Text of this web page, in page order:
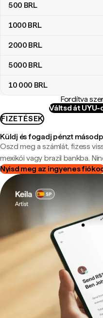
500 BRL
1000 BRL
2000 BRL
5000 BRL
10 000 BRL
Fordítva
Váltsd át
FIZETÉSEK
Küldj és fogadj pénzt
Oszd meg a számlát, fizess
mexikói vagy brazil bankba.
Nyisd meg az ingyenes